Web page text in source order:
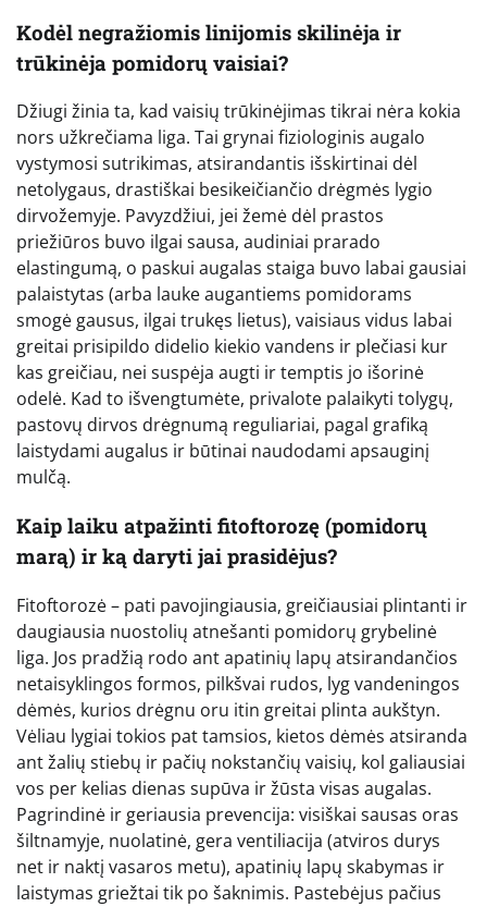
Kodėl negražiomis linijomis skilinėja ir
trūkinėja pomidorų vaisiai?
Džiugi žinia ta, kad vaisių trūkinėjimas tikrai nėra kokia
nors užkrečiama liga. Tai grynai fiziologinis augalo
vystymosi sutrikimas, atsirandantis išskirtinai dėl
netolygaus, drastiškai besikeičiančio drėgmės lygio
dirvožemyje. Pavyzdžiui, jei žemė dėl prastos
priežiūros buvo ilgai sausa, audiniai prarado
elastingumą, o paskui augalas staiga buvo labai gausiai
palaistytas (arba lauke augantiems pomidorams
smogė gausus, ilgai trukęs lietus), vaisiaus vidus labai
greitai prisipildo didelio kiekio vandens ir plečiasi kur
kas greičiau, nei suspėja augti ir temptis jo išorinė
odelė. Kad to išvengtumėte, privalote palaikyti tolygų,
pastovų dirvos drėgnumą reguliariai, pagal grafiką
laistydami augalus ir būtinai naudodami apsauginį
mulčą.
Kaip laiku atpažinti fitoftorozę (pomidorų
marą) ir ką daryti jai prasidėjus?
Fitoftorozė – pati pavojingiausia, greičiausiai plintanti ir
daugiausia nuostolių atnešanti pomidorų grybelinė
liga. Jos pradžią rodo ant apatinių lapų atsirandančios
netaisyklingos formos, pilkšvai rudos, lyg vandeningos
dėmės, kurios drėgnu oru itin greitai plinta aukštyn.
Vėliau lygiai tokios pat tamsios, kietos dėmės atsiranda
ant žalių stiebų ir pačių nokstančių vaisių, kol galiausiai
vos per kelias dienas supūva ir žūsta visas augalas.
Pagrindinė ir geriausia prevencija: visiškai sausas oras
šiltnamyje, nuolatinė, gera ventiliacija (atviros durys
net ir naktį vasaros metu), apatinių lapų skabymas ir
laistymas griežtai tik po šaknimis. Pastebėjus pačius